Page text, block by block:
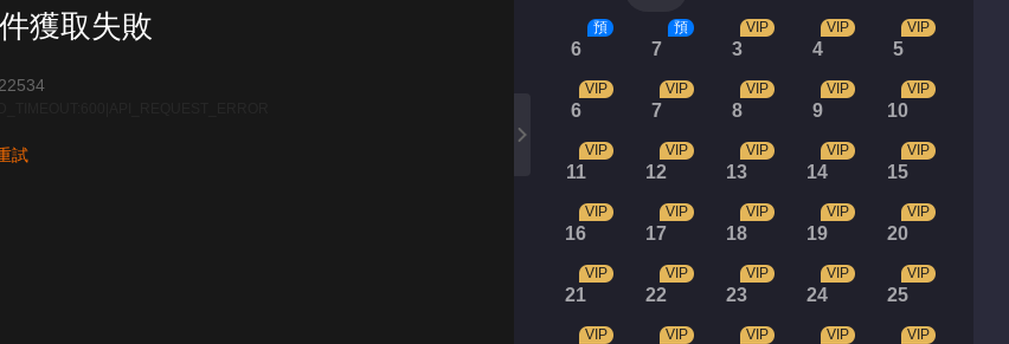
6
預
7
預
3
VIP
4
VIP
5
VIP
6
VIP
7
VIP
8
VIP
9
VIP
10
VIP
11
VIP
12
VIP
13
VIP
14
VIP
15
VIP
16
VIP
17
VIP
18
VIP
19
VIP
20
VIP
21
VIP
22
VIP
23
VIP
24
VIP
25
VIP
VIP VIP VIP VIP VIP
獲取失敗
試